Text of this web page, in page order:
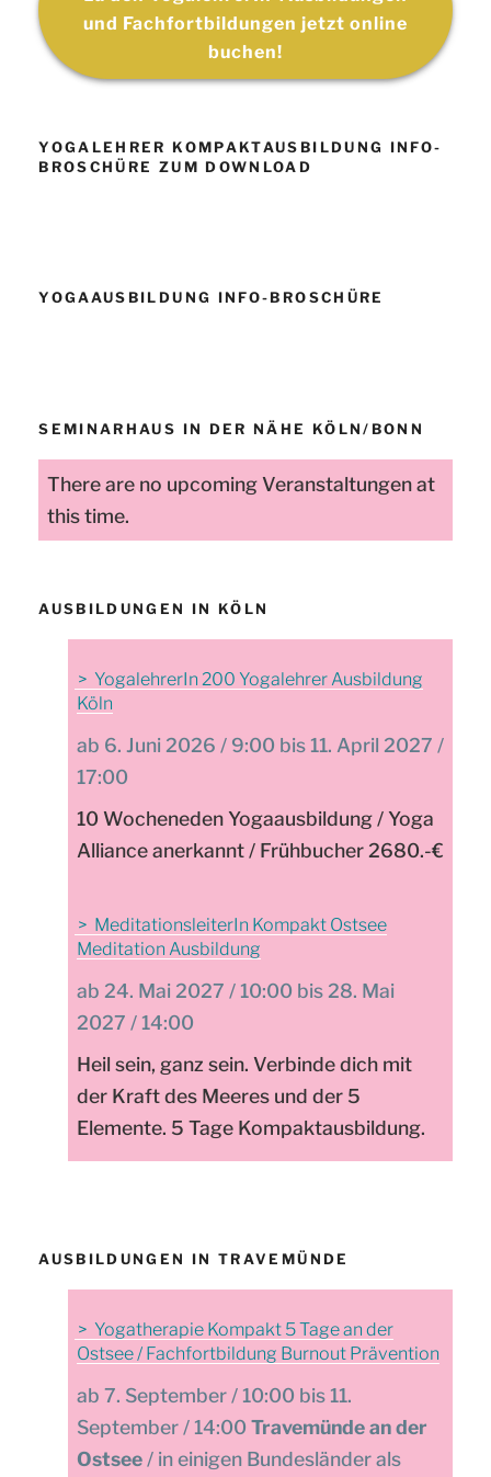
und Fachfortbildungen jetzt online
buchen!
YOGALEHRER KOMPAKTAUSBILDUNG INFO-
BROSCHÜRE ZUM DOWNLOAD
YOGAAUSBILDUNG INFO-BROSCHÜRE
SEMINARHAUS IN DER NÄHE KÖLN/BONN
There are no upcoming Veranstaltungen at
this time.
AUSBILDUNGEN IN KÖLN
YogalehrerIn 200 Yogalehrer Ausbildung
Köln
6. Juni 2026 / 9:00 bis 11. April 2027 /
17:00
10 Wocheneden Yogaausbildung / Yoga
Alliance anerkannt / Frühbucher 2680.-€
MeditationsleiterIn Kompakt Ostsee
Meditation Ausbildung
24. Mai 2027 / 10:00 bis 28. Mai
2027 / 14:00
Heil sein, ganz sein. Verbinde dich mit
der Kraft des Meeres und der 5
Elemente. 5 Tage Kompaktausbildung.
AUSBILDUNGEN IN TRAVEMÜNDE
Yogatherapie Kompakt 5 Tage an der
Ostsee / Fachfortbildung Burnout Prävention
7. September / 10:00 bis 11.
September / 14:00 Travemünde an der
Ostsee/ in einigen Bundesländer als